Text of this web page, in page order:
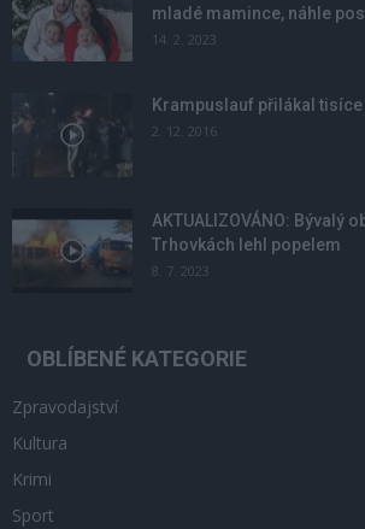
mladé mamince, náhle
14. 2. 2023
Krampuslauf přilákal
2. 12. 2016
AKTUALIZOVÁNO: Bývalý
Trhovkách lehl popelem
8. 7. 2023
OBLÍBENÉ KATEGORIE
Zpravodajství
Kultura
Krimi
Sport